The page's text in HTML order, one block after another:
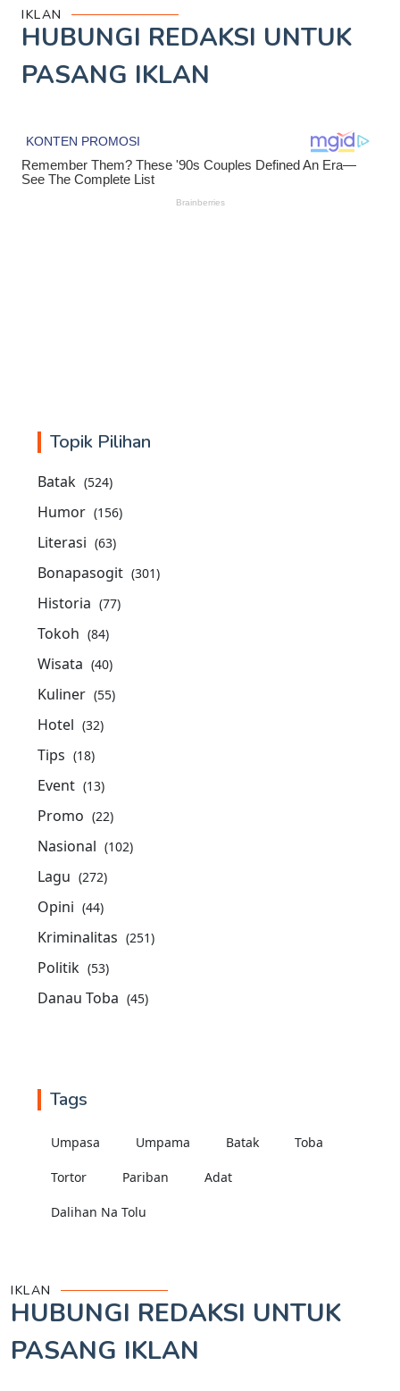
IKLAN
HUBUNGI REDAKSI UNTUK
PASANG IKLAN
Topik Pilihan
Batak (524)
Humor (156)
Literasi (63)
Bonapasogit (301)
Historia (77)
Tokoh (84)
Wisata (40)
Kuliner (55)
Hotel (32)
Tips (18)
Event (13)
Promo (22)
Nasional (102)
Lagu (272)
Opini (44)
Kriminalitas (251)
Politik (53)
Danau Toba (45)
Tags
Umpasa Umpama Batak Toba
Tortor Pariban Adat
Dalihan Na Tolu
IKLAN
HUBUNGI REDAKSI UNTUK
PASANG IKLAN